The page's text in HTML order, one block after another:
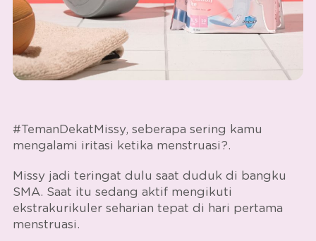
#TemanDekatMissy, seberapa sering kamu
mengalami iritasi ketika menstruasi?.
Missy jadi teringat dulu saat duduk di bangku
SMA. Saat itu sedang aktif mengikuti
ekstrakurikuler seharian tepat di hari pertama
menstruasi.